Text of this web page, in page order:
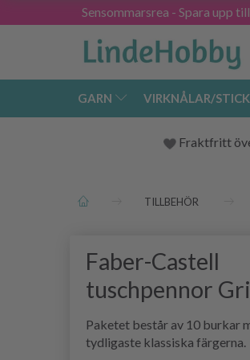
Sensommarsrea - Spara upp
GARN VIRKNÅLAR/
Fraktfritt
TILLBEHÖR
Faber-Castell
tuschpennor
Paketet består av 10 burkar
tydligaste klassiska färgerna.